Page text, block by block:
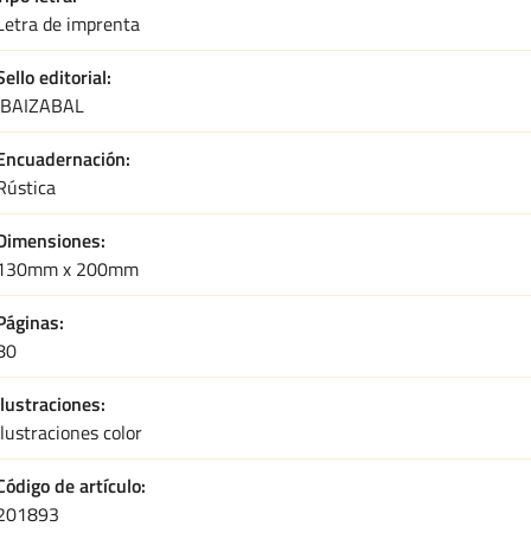
de imprenta
editorial
x 200mm
color
de artículo